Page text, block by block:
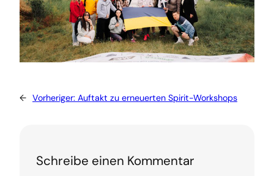
← Vorheriger: Auftakt zu erneuerten Spirit-Workshops
Schreibe einen Kommentar